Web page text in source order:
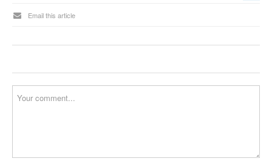
Email this article